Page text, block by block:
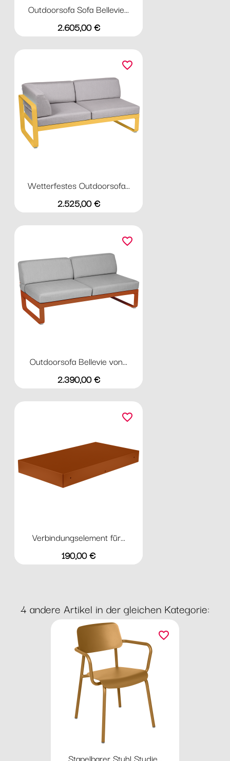
Outdoorsofa Sofa Bellevie...
Preis
2.605,00 €
Wetterfestes Outdoorsofa...
Preis
2.525,00 €
favorite_border
Outdoorsofa Bellevie von...
Preis
2.390,00 €
favorite_border
Verbindungselement für...
Preis
190,00 €
favorite_border
4 andere Artikel in der gleichen Kategorie:
favorite_border